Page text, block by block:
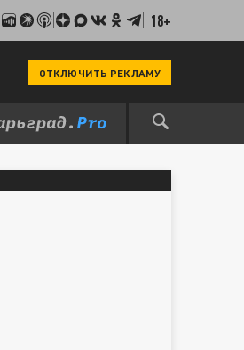
18+
ОТКЛЮЧИТЬ РЕКЛАМУ